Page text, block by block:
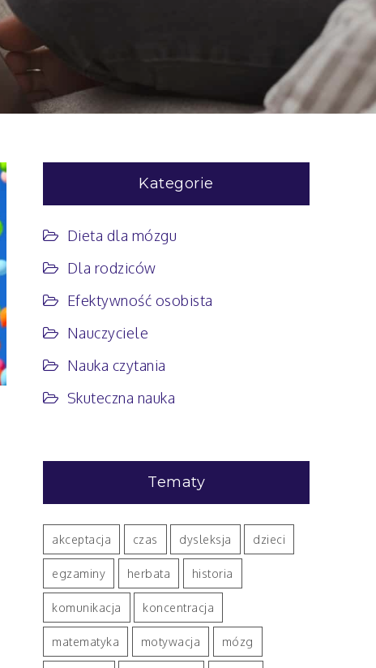
Kategorie
Dieta dla mózgu
Dla rodziców
Efektywność osobista
Nauczyciele
Nauka czytania
Skuteczna nauka
Tematy
akceptacja czas dysleksja dzieci
egzaminy herbata historia
komunikacja koncentracja
matematyka motywacja mózg